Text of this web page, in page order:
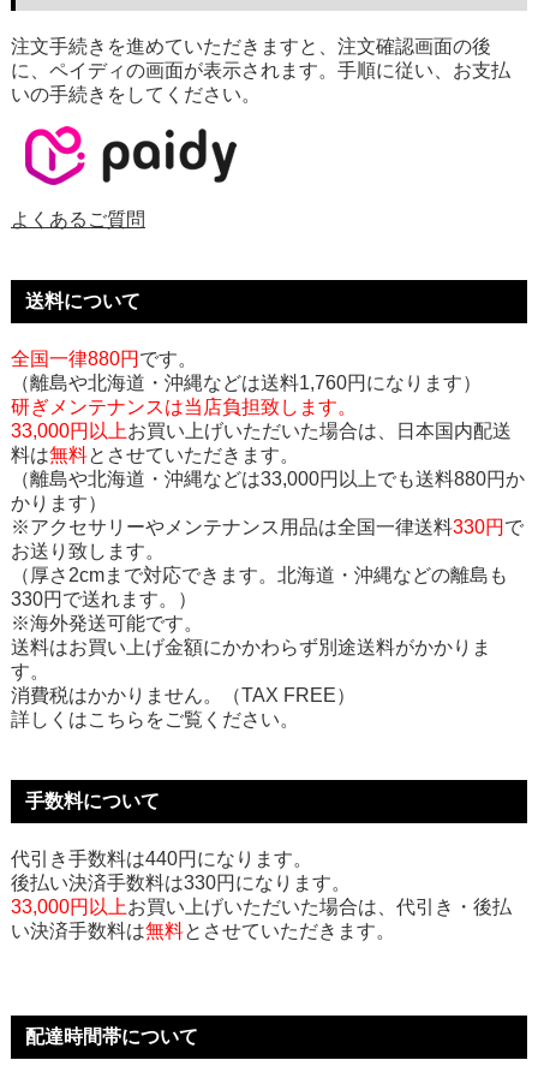
注文手続きを進めていただきますと、注文確認画面の後
に、ペイディの画面が表示されます。手順に従い、お支払
いの手続きをしてください。
よくあるご質問
送料について
全国一律880円 です。
（離島や北海道・沖縄などは送料1,760円になります）
研ぎメンテナンスは当店負担致します。
33,000円以上お買い上げいただいた場合は、日本国内配送
料は無料とさせていただきます。
（離島や北海道・沖縄などは33,000円以上でも送料880円か
かります）
※アクセサリーやメンテナンス用品は全国一律送料330円 で
お送り致します。
（厚さ2cmまで対応できます。北海道・沖縄などの離島も
330円で送れます。）
※海外発送可能です。
送料はお買い上げ金額にかかわらず別途送料がかかりま
す。
消費税はかかりません。（TAX FREE）
詳しくはこちらをご覧ください。
手数料について
代引き手数料は440円になります。
後払い決済手数料は330円になります。
33,000円以上お買い上げいただいた場合は、代引き・後払
い決済手数料は無料とさせていただきます。
配達時間帯について